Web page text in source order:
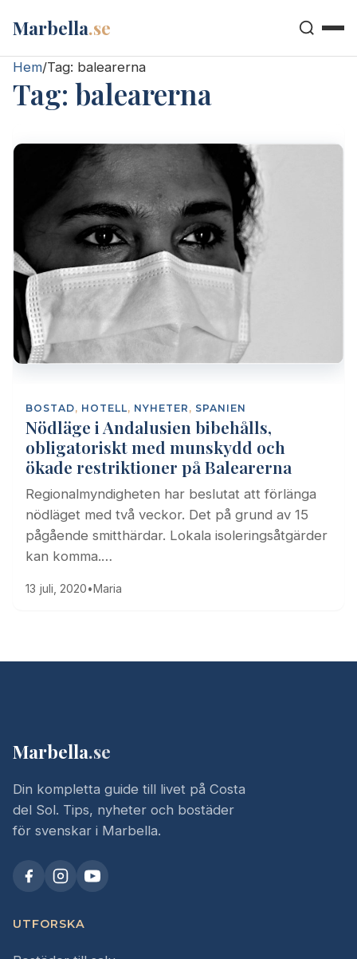
Marbella.se
Hem/Tag: balearerna
Tag: balearerna
BOSTAD, HOTELL, NYHETER , SPANIEN
Nödläge i Andalusien bibehålls,
obligatoriskt med munskydd och
ökade restriktioner på Balearerna
Regionalmyndigheten har beslutat att förlänga
nödläget med två veckor. Det på grund av 15
pågående smitthärdar. Lokala isoleringsåtgärder
kan komma.…
13 juli, 2020•Maria
Marbella.se
Din kompletta guide till livet på Costa
del Sol. Tips, nyheter och bostäder
för svenskar i Marbella.
UTFORSKA